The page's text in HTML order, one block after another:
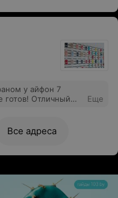
у айфон 7
готов! Отличный
Еще
Все адреса